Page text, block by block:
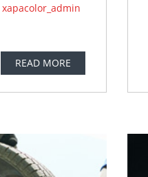
xapacolor_admin
READ MORE
25